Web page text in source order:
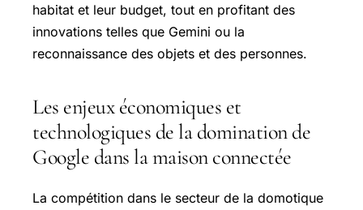
habitat et leur budget, tout en profitant des
innovations telles que Gemini ou la
reconnaissance des objets et des personnes.
Les enjeux économiques et
technologiques de la domination de
Google dans la maison connectée
La compétition dans le secteur de la domotique